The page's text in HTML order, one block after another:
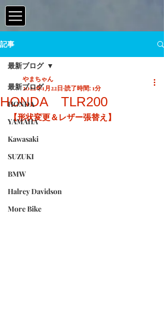
記事
最新ブログ
HONDA
YAMAHA
Kawasaki
SUZUKI
BMW
Halrey Davidson
More Bike
最新ブログ
HONDA TLR200
やまちゃん
2022年1月22日 読了時間: 1分
【形状変更＆レザー張替え】